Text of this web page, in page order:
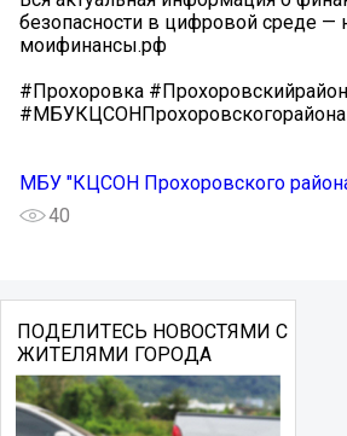
безопасности в цифровой среде —
моифинансы.рф
#Прохоровка #Прохоровскийрайон
#МБУКЦСОНПрохоровскогорайона
МБУ "КЦСОН Прохоровского
40
ПОДЕЛИТЕСЬ НОВОСТЯМИ С
ЖИТЕЛЯМИ ГОРОДА